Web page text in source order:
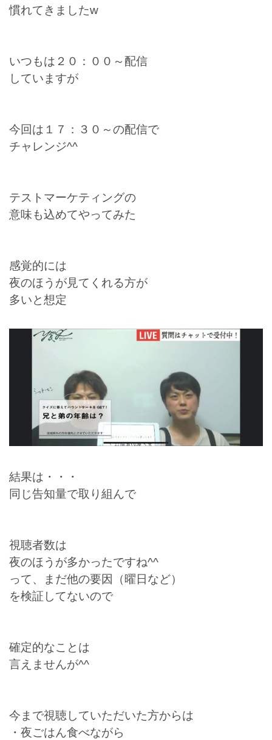
慣れてきましたw
いつもは２０：００～配信
していますが
今回は１７：３０～の配信で
チャレンジ^^
テストマーケティングの
意味も込めてやってみた
感覚的には
夜のほうが見てくれる方が
多いと想定
結果は・・・
同じ告知量で取り組んで
視聴者数は
夜のほうが多かったですね^^
って、まだ他の要因（曜日など）
を検証してないので
確定的なことは
言えませんが^^
今まで視聴していただいた方からは
・夜ごはん食べながら